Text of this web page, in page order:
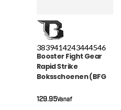
3839414243444546
Booster Fight Gear
Rapid Strike
Boksschoenen (BFG
Vanaf
129.95